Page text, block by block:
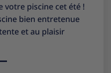
piscine cet été !
bien entretenue
et au plaisir